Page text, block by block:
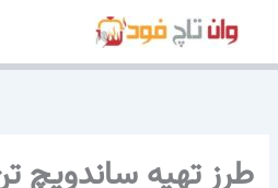
محتوا
طرز تهیه ساندویچ